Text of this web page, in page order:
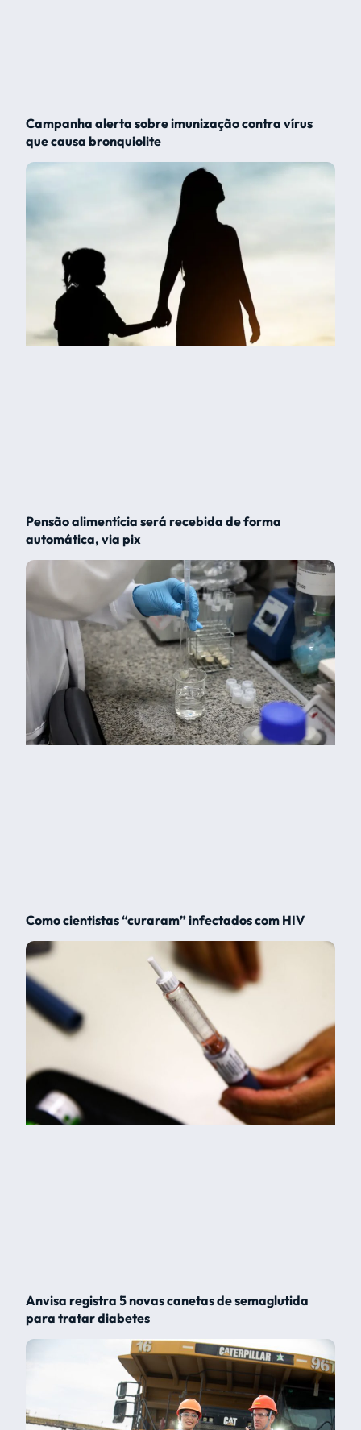
Campanha alerta sobre imunização contra vírus
que causa bronquiolite
Pensão alimentícia será recebida de forma
automática, via pix
Como cientistas “curaram” infectados com HIV
Anvisa registra 5 novas canetas de semaglutida
para tratar diabetes